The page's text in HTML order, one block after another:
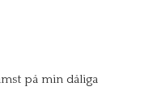
på min dåliga